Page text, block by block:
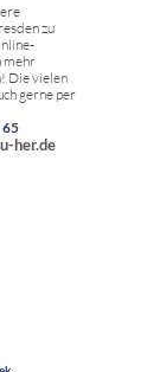
zu
mehr
Die vielen
gerne per
65
her.de